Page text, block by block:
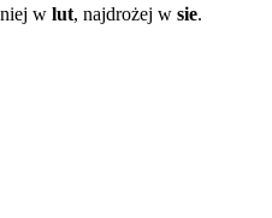
w lut, najdrożej w sie.